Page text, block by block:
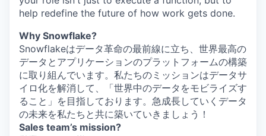
help redefine the future of how work gets done.
Why Snowflake?
Snowflakeはデータ革命の最前線に立ち、世界最高の
データとアプリケーションのプラットフォームの構築
に取り組んでいます。私たちのミッションはデータサ
イロ化を解消して、「世界中のデータをモビライズす
ること」を目指しております。急成長していくデータ
の未来を私たちと共に築いていきましょう！
Sales team’s mission?